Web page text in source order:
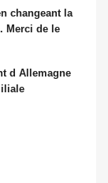
changeant la
Merci de le
d Allemagne